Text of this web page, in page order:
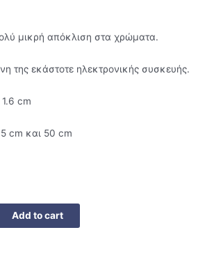
μικρή απόκλιση στα χρώματα.
της εκάστοτε ηλεκτρονικής συσκευής.
1.6 cm
cm και 50 cm
Add to cart